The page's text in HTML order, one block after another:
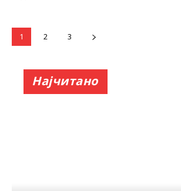
1 2 3
Најчитано